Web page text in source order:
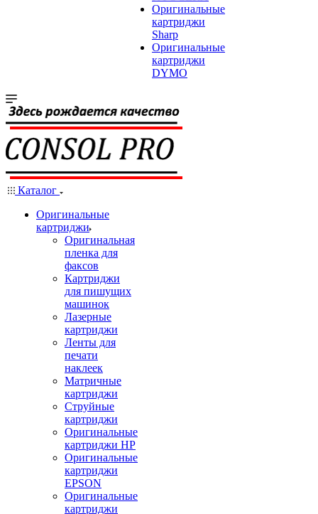
Оригинальные
картриджи
Sharp
Оригинальные
картриджи
DYMO
Каталог
Оригинальные
картриджи
Оригинальная
пленка для
факсов
Картриджи
для пишущих
машинок
Лазерные
картриджи
Ленты для
печати
наклеек
Матричные
картриджи
Струйные
картриджи
Оригинальные
картриджи HP
Оригинальные
картриджи
EPSON
Оригинальные
картриджи